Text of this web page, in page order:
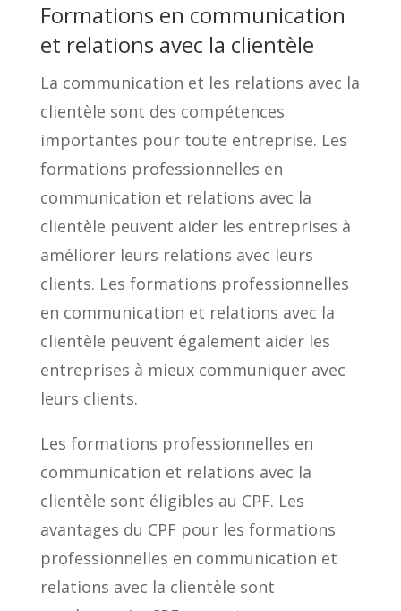
Formations en communication
et relations avec la clientèle
La communication et les relations avec la
clientèle sont des compétences
importantes pour toute entreprise. Les
formations professionnelles en
communication et relations avec la
clientèle peuvent aider les entreprises à
améliorer leurs relations avec leurs
clients. Les formations professionnelles
en communication et relations avec la
clientèle peuvent également aider les
entreprises à mieux communiquer avec
leurs clients.
Les formations professionnelles en
communication et relations avec la
clientèle sont éligibles au CPF. Les
avantages du CPF pour les formations
professionnelles en communication et
relations avec la clientèle sont